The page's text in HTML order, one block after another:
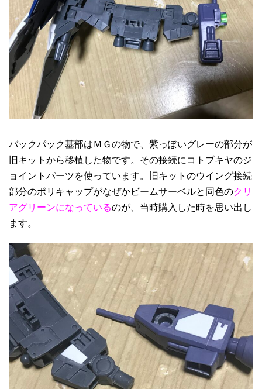
バックパック基部はＭＧの物で、紫っぽいグレーの部分が
旧キットから移植した物です。その接続にコトブキヤのジ
ョイントパーツを使っています。旧キットのウイング接続
部分のポリキャップがなぜかビームサーベルと同色のクリ
アグリーンになっているのが、当時購入した時を思い出し
ます。